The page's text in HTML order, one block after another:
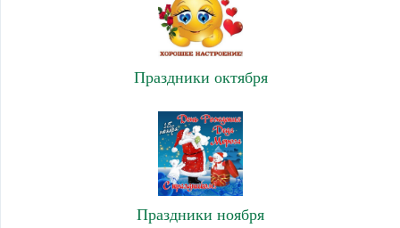
Праздники октября
Праздники ноября